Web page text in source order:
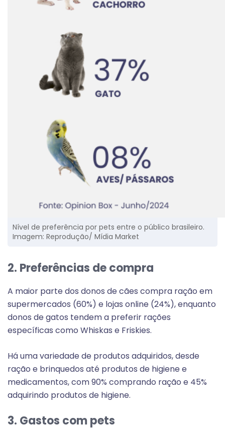
Nível de preferência por pets entre o público brasileiro.
Imagem: Reprodução/ Mídia Market
2. Preferências de compra
A maior parte dos donos de cães compra ração em
supermercados (60%) e lojas online (24%), enquanto
donos de gatos tendem a preferir rações
específicas como Whiskas e Friskies.
Há uma variedade de produtos adquiridos, desde
ração e brinquedos até produtos de higiene e
medicamentos, com 90% comprando ração e 45%
adquirindo produtos de higiene.
3. Gastos com pets